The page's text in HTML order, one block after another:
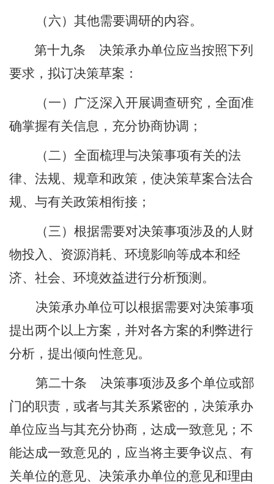
（六）其他需要调研的内容。
第十九条
决策承办单位应当按照下列
要求，拟订决策草案：
（一）广泛深入开展调查研究，全面准
确掌握有关信息，充分协商协调；
（二）全面梳理与决策事项有关的法
律、法规、规章和政策，使决策草案合法合
规、与有关政策相衔接；
（三）根据需要对决策事项涉及的人财
物投入、资源消耗、环境影响等成本和经
济、社会、环境效益进行分析预测。
决策承办单位可以根据需要对决策事项
提出两个以上方案，并对各方案的利弊进行
分析，提出倾向性意见。
第二十条
决策事项涉及多个单位或部
门的职责，或者与其关系紧密的，决策承办
单位应当与其充分协商，达成一致意见；不
能达成一致意见的，应当将主要争议点、有
关单位的意见、决策承办单位的意见和理由